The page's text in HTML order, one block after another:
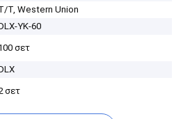
T, Western Union
YK-60
σετ
σετ